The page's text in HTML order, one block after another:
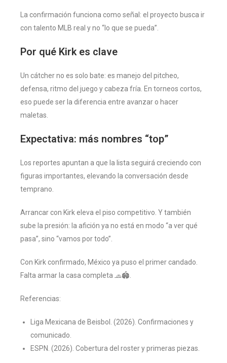
La confirmación funciona como señal: el proyecto busca ir
con talento MLB real y no “lo que se pueda”.
Por qué Kirk es clave
Un cátcher no es solo bate: es manejo del pitcheo,
defensa, ritmo del juego y cabeza fría. En torneos cortos,
eso puede ser la diferencia entre avanzar o hacer
maletas.
Expectativa: más nombres “top”
Los reportes apuntan a que la lista seguirá creciendo con
figuras importantes, elevando la conversación desde
temprano.
Arrancar con Kirk eleva el piso competitivo. Y también
sube la presión: la afición ya no está en modo “a ver qué
pasa”, sino “vamos por todo”.
Con Kirk confirmado, México ya puso el primer candado.
Falta armar la casa completa 🧢🏟️.
Referencias:
Liga Mexicana de Beisbol. (2026). Confirmaciones y
comunicado.
ESPN. (2026). Cobertura del roster y primeras piezas.